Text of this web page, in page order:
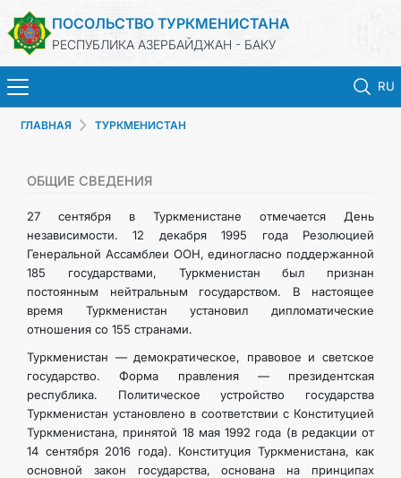
ПОСОЛЬСТВО ТУРКМЕНИСТАНА
РЕСПУБЛИКА АЗЕРБАЙДЖАН - БАКУ
RU
ГЛАВНАЯ
ТУРКМЕНИСТАН
КОНСУЛЬСКИЕ УСЛУГИ
МИД
КОНТАКТНЫЕ ДАННЫЕ
ГЛАВНАЯ ТУРКМЕНИСТАН
ОБЩИЕ СВЕДЕНИЯ
27 сентября в Туркменистане отмечается День
независимости. 12 декабря 1995 года Резолюцией
Генеральной Ассамблеи ООН, единогласно поддержанной
185 государствами, Туркменистан был признан
постоянным нейтральным государством. В настоящее
время Туркменистан установил дипломатические
отношения со 155 странами.
Туркменистан — демократическое, правовое и светское
государство. Форма правления — президентская
республика. Политическое устройство государства
Туркменистан установлено в соответствии с Конституцией
Туркменистана, принятой 18 мая 1992 года (в редакции от
14 сентября 2016 года). Конституция Туркменистана, как
основной закон государства, основана на принципах